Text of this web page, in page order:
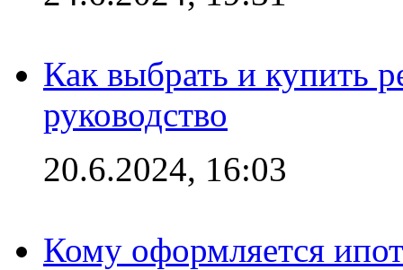
Как выбрать и купить
руководство
20.6.2024, 16:03
Кому оформляется